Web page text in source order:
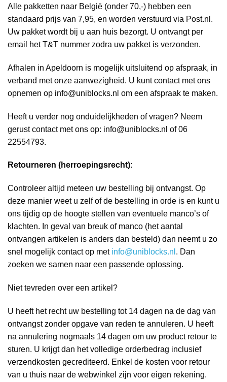
Alle pakketten naar België (onder 70,-) hebben een
standaard prijs van 7,95, en worden verstuurd via Post.nl.
Uw pakket wordt bij u aan huis bezorgt. U ontvangt per
email het T&T nummer zodra uw pakket is verzonden.
Afhalen in Apeldoorn is mogelijk uitsluitend op afspraak, in
verband met onze aanwezigheid. U kunt contact met ons
opnemen op info@uniblocks.nl om een afspraak te maken.
Heeft u verder nog onduidelijkheden of vragen? Neem
gerust contact met ons op: info@uniblocks.nl of 06
22554793.
Retourneren (herroepingsrecht):
Controleer altijd meteen uw bestelling bij ontvangst. Op
deze manier weet u zelf of de bestelling in orde is en kunt u
ons tijdig op de hoogte stellen van eventuele manco’s of
klachten. In geval van breuk of manco (het aantal
ontvangen artikelen is anders dan besteld) dan neemt u zo
snel mogelijk contact op met info@uniblocks.nl . Dan
zoeken we samen naar een passende oplossing.
Niet tevreden over een artikel?
U heeft het recht uw bestelling tot 14 dagen na de dag van
ontvangst zonder opgave van reden te annuleren. U heeft
na annulering nogmaals 14 dagen om uw product retour te
sturen. U krijgt dan het volledige orderbedrag inclusief
verzendkosten gecrediteerd. Enkel de kosten voor retour
van u thuis naar de webwinkel zijn voor eigen rekening.